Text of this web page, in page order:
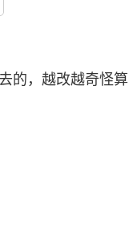
的，越改越奇怪